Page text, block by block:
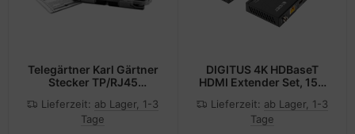
Telegärtner Karl Gärtner
Stecker TP/RJ45
CAT6A MFP8 T568A 10-
Pack - Netzwerk - CAT 6a
Lieferzeit: ab Lager, 1-3
Tage
DIGITUS 4K HDBaseT
HDMI Extender Set, 150
Lieferzeit: ab Lager, 1-3
Tage